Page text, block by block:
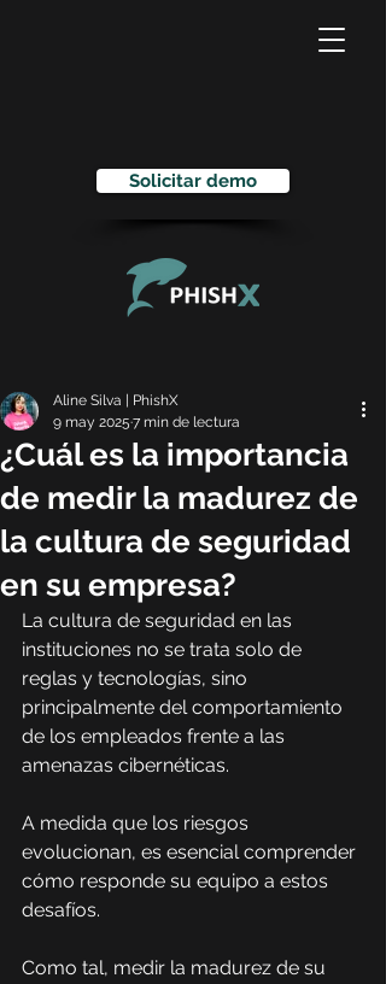
Solicitar demo
¿Cuál es la importancia
de medir la madurez de
la cultura de seguridad
en su empresa?
Aline Silva | PhishX
9 may 2025 7 min de lectura
La cultura de seguridad en las
instituciones no se trata solo de
reglas y tecnologías, sino
principalmente del comportamiento
de los empleados frente a las
amenazas cibernéticas.
A medida que los riesgos
evolucionan, es esencial comprender
cómo responde su equipo a estos
desafíos.
Como tal, medir la madurez de su